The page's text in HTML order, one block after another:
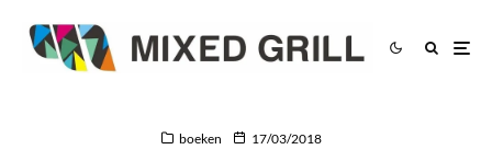
boeken 17/03/2018